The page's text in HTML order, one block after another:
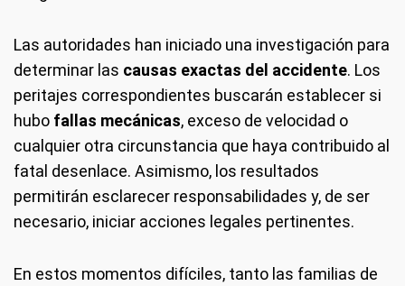
Las autoridades han iniciado una investigación para
determinar las causas exactas del accidente. Los
peritajes correspondientes buscarán establecer si
hubo fallas mecánicas, exceso de velocidad o
cualquier otra circunstancia que haya contribuido al
fatal desenlace. Asimismo, los resultados
permitirán esclarecer responsabilidades y, de ser
necesario, iniciar acciones legales pertinentes.
En estos momentos difíciles, tanto las familias de